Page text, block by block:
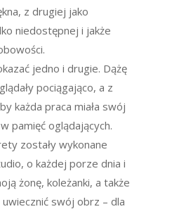
z drugiej jako
niedostępnej i jakże
jedno i drugie. Dążę
pociągająco, a z
każda praca miała swój
pamięć oglądających.
zostały wykonane
o każdej porze dnia i
żonę, koleżanki, a także
swój obrz – dla